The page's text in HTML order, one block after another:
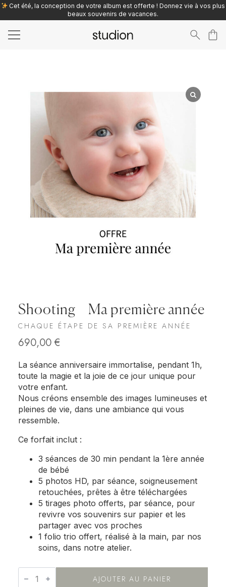
Cet été, la conception de votre album est offerte ! Donnez vie à vos plus
beaux souvenirs de vacances.
Shooting – Ma première année
CHAQUE ÉTAPE DE SA PREMIÈRE ANNÉE
690,00 €
La séance anniversaire immortalise, pendant 1h,
toute la magie et la joie de ce jour unique pour
votre enfant.
Nous créons ensemble des images lumineuses et
pleines de vie, dans une ambiance qui vous
ressemble.
Ce forfait inclut :
3 séances de 30 min pendant la 1ère année
de bébé
5 photos HD, par séance, soigneusement
retouchées, prêtes à être téléchargées
5 tirages photo offerts, par séance, pour
revivre vos souvenirs sur papier et les
partager avec vos proches
1 folio trio offert, réalisé à la main, par nos
soins, dans notre atelier.
quantité
de
AJOUTER AU PANIER